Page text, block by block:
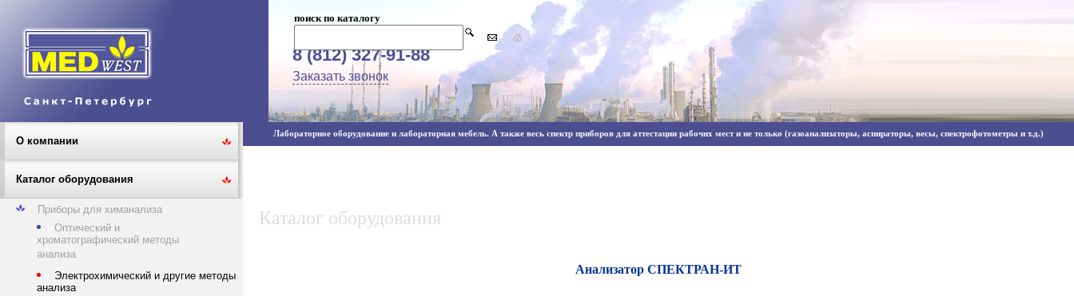
поиск по каталогу
8 (812) 327-91-88
Заказать звонок
О компании
Каталог оборудования
Приборы для химанализа
Оптический и
хроматографический методы
анализа
Электрохимический и другие методы
анализа
Лабораторное оборудование и лабораторная мебель. А также весь спектр приборов для аттестации рабочих мест и не только (газоанализаторы, аспираторы, весы, спектрофотометры и т.д.)
Каталог оборудования
Анализатор СПЕКТРАН-ИТ